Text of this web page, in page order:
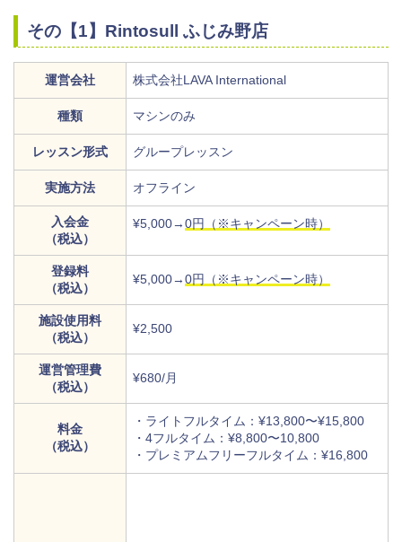
その【1】Rintosull ふじみ野店
運営会社 株式会社LAVA International
種類 マシンのみ
レッスン形式 グループレッスン
実施方法 オフライン
入会金
（税込）
¥5,000→0円（※キャンペーン時）
登録料
（税込）
¥5,000→0円（※キャンペーン時）
施設使用料
（税込）
¥2,500
運営管理費
（税込）
¥680/月
料金
（税込）
・ライトフルタイム：¥13,800〜¥15,800
・4フルタイム：¥8,800〜10,800
・プレミアムフリーフルタイム：¥16,800